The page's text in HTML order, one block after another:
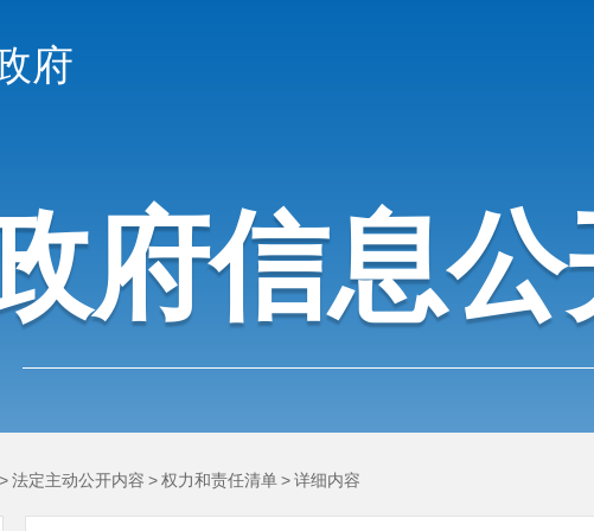
府
府信息公
>法定主动公开内容 >权力和责任清单>详细内容